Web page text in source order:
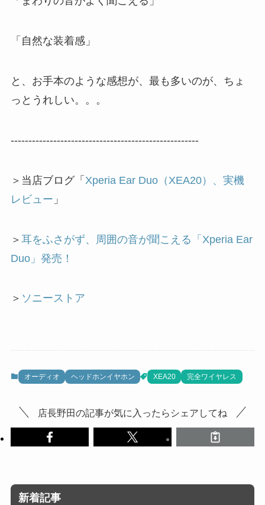
「自然な装着感」
と、お手本のような感想が、最も多いのが、ちょ
っとうれしい。。。
-----------------------------------------------------
＞当店ブログ「 Xperia Ear Duo（XEA20）、実機
レビュー 」
＞ 耳をふさがず、周囲の音が聞こえる「Xperia Ear
Duo」発売！
＞ ソニーストア
オーディオ ヘッドホンイヤホン XEA20 完全ワイヤレス
店長野田の記事が気に入ったらシェアしてね
新着記事